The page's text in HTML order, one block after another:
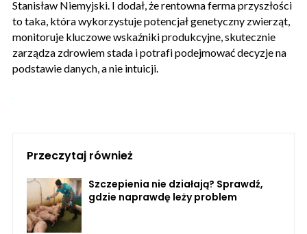
Stanisław Niemyjski. I dodał, że rentowna ferma przyszłości
to taka, która wykorzystuje potencjał genetyczny zwierząt,
monitoruje kluczowe wskaźniki produkcyjne, skutecznie
zarządza zdrowiem stada i potrafi podejmować decyzje na
podstawie danych, a nie intuicji.
Przeczytaj również
Szczepienia nie działają? Sprawdź,
gdzie naprawdę leży problem